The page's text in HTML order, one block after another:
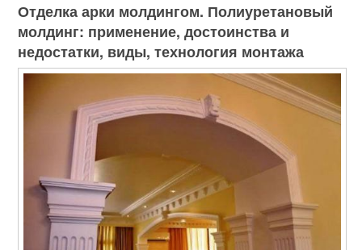
Отделка арки молдингом. Полиуретановый
молдинг: применение, достоинства и
недостатки, виды, технология монтажа